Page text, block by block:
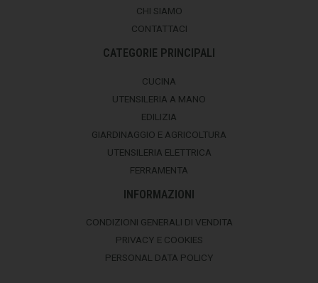
CHI SIAMO
CONTATTACI
CATEGORIE PRINCIPALI
CUCINA
UTENSILERIA A MANO
EDILIZIA
GIARDINAGGIO E AGRICOLTURA
UTENSILERIA ELETTRICA
FERRAMENTA
INFORMAZIONI
CONDIZIONI GENERALI DI VENDITA
PRIVACY E COOKIES
PERSONAL DATA POLICY